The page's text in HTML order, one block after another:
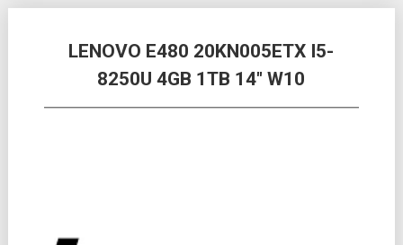
LENOVO E480 20KN005ETX I5-
8250U 4GB 1TB 14″ W10